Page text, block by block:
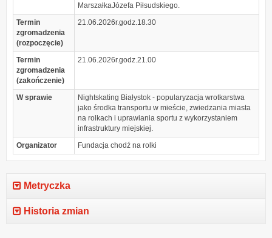
MarszałkaJózefa Piłsudskiego.
Termin
zgromadzenia
(rozpoczęcie)
21.06.2026r.godz.18.30
Termin
zgromadzenia
(zakończenie)
21.06.2026r.godz.21.00
W sprawie
Nightskating Białystok - popularyzacja wrotkarstwa
jako środka transportu w mieście, zwiedzania miasta
na rolkach i uprawiania sportu z wykorzystaniem
infrastruktury miejskiej.
Organizator
Fundacja chodź na rolki
Metryczka
Historia zmian